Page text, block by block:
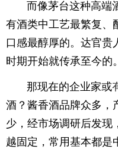
而像茅台这种高端
有酒类中工艺最繁复、
口感最醇厚的。达官贵
时期开始就传承至今的。
那现在的企业家或
酒？酱香酒品牌众多，
少，经市场调研后发现
越固定，常用基本都是